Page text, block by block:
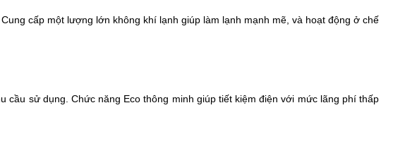
cấp một lượng lớn không khí lạnh giúp làm lạnh mạnh mẽ, và hoạt động ở chế
sử dụng. Chức năng Eco thông minh giúp tiết kiệm điện với mức lãng phí thấp